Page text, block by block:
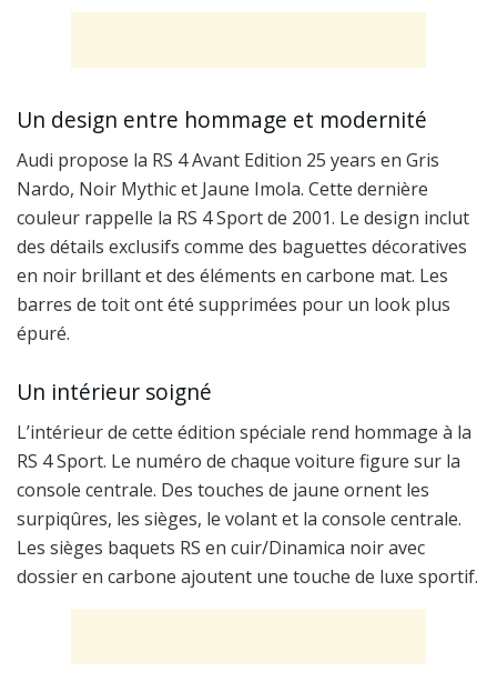
Un design entre hommage et modernité
Audi propose la RS 4 Avant Edition 25 years en Gris
Nardo, Noir Mythic et Jaune Imola. Cette dernière
couleur rappelle la RS 4 Sport de 2001. Le design inclut
des détails exclusifs comme des baguettes décoratives
en noir brillant et des éléments en carbone mat. Les
barres de toit ont été supprimées pour un look plus
épuré.
Un intérieur soigné
L’intérieur de cette édition spéciale rend hommage à la
RS 4 Sport. Le numéro de chaque voiture figure sur la
console centrale. Des touches de jaune ornent les
surpiqûres, les sièges, le volant et la console centrale.
Les sièges baquets RS en cuir/Dinamica noir avec
dossier en carbone ajoutent une touche de luxe sportif.